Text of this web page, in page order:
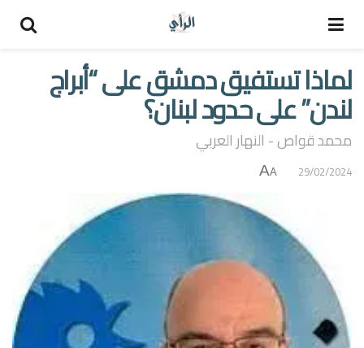
لماذا تستفيق دمشق على “أبراج
لندن” على حدود لبنان؟
محمد قواص - النهار العربي
29/02/2024
A
A